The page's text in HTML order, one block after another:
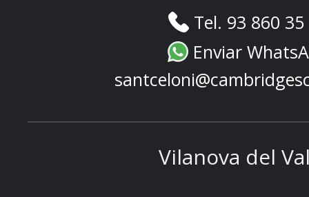
Tel. 93 860
Enviar
Vilanova del